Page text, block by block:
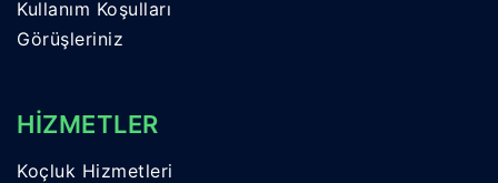
Kullanım Koşulları
Görüşleriniz
HİZMETLER
Koçluk Hizmetleri